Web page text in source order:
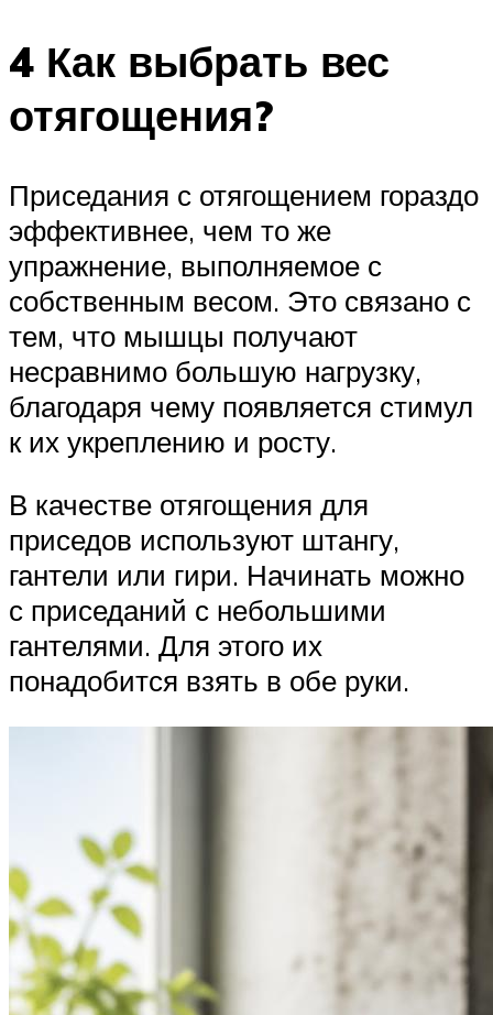
4 Как выбрать вес
отягощения?
Приседания с отягощением гораздо
эффективнее, чем то же
упражнение, выполняемое с
собственным весом. Это связано с
тем, что мышцы получают
несравнимо большую нагрузку,
благодаря чему появляется стимул
к их укреплению и росту.
В качестве отягощения для
приседов используют штангу,
гантели или гири. Начинать можно
с приседаний с небольшими
гантелями. Для этого их
понадобится взять в обе руки.